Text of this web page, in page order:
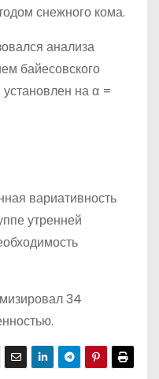
снежного кома.
анализа
байесовского
на α =
вариативность
утренней
34